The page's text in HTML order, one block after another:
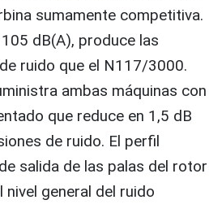
sumamente competitiva.
dB(A), produce las
ruido que el N117/3000.
ambas máquinas con
que reduce en 1,5 dB
de ruido. El perfil
salida de las palas del rotor
general del ruido